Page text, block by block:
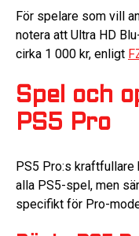
För spelare som vill
notera att Ultra HD
cirka 1 000 kr, enligt
Spel och
PS5 Pro
PS5 Pro:s kraftfullare
alla PS5-spel, men
specifikt för Pro-